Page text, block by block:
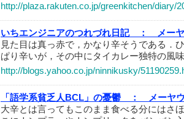
http://plaza.rakuten.co.jp/greenkitchen/diary/
いちエンジニアのつれづれ日記 ：
メー
見た目は真っ赤で，かなり辛そうである．
ぱり辛いが，その中にタイカレー独特の風
http://blogs.yahoo.co.jp/ninnikusky/
「語学系貧乏人BCL」の憂鬱 ：
メーヤ
大辛とは言ってもこのまま食べる分にはさ